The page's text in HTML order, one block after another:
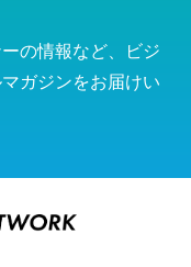
の情報など、ビジ
ガジンをお届けい